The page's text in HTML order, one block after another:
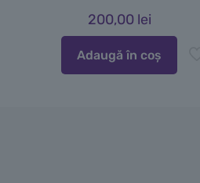
200,00 lei
Adaugă în coș